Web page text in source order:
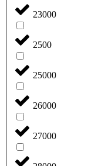
23000
2500
25000
26000
27000